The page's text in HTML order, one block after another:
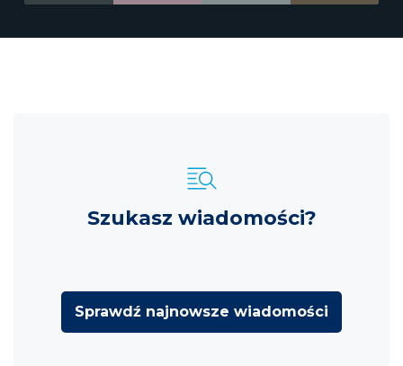
Szukasz wiadomości?
Sprawdź najnowsze wiadomości